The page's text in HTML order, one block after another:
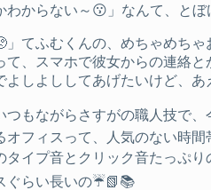
わからない～😗」なんて、と
」てふむくんの、めちゃめち
て、スマホで彼女からの連絡
よしよししてあげたいけど、
つもながらさすがの職人技で
オフィスって、人気のない時
タイプ音とクリック音たっぷ
ぐらい長いの☔️📗📚